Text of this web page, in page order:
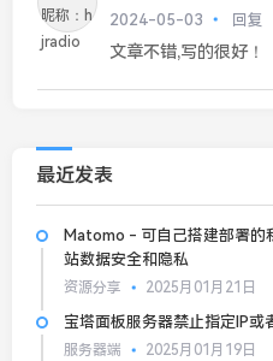
2024-05-03 回复
文章不错,写的很好！
最近发表
Matomo - 可自己搭建部署的
站数据安全和隐私
资源分享 2025月01月21日
宝塔面板服务器禁止指定IP或
服务器端 2025月01月19日